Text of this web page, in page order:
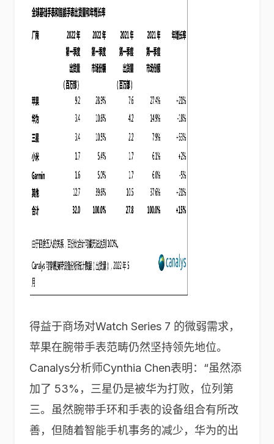
得益于商场对Watch Series 7 的微弱需求，
苹果在腕带手表范畴仍然坚持领先地位。
Canalys分析师Cynthia Chen表明：“虽然添
加了 53%，三星仍是被华为打败，位列第
三。虽然腕带手环和手表的设备组合有所改
善，但随着智能手机事务的减少，华为的出